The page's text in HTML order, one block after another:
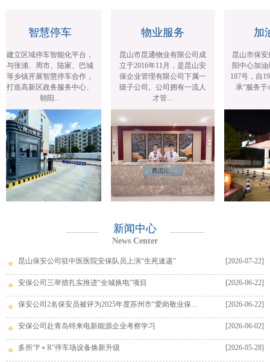
智慧停车
建立区域停车智能化平台，
与张浦、周市、陆家、巴城
等乡镇开展智慧停车合作，
打造高新区政务服务中心、
朝阳...
物业服务
昆山市昆通物业有限公司成
立于2016年11月，是昆山安
保企业管理有限公司下属一
级子公司。公司拥有一流人
才管...
加
昆山市保安
阳中心加油
187号，自
承“服务于
新闻中心
News Center
昆山保安公司驻中医医院安保队员上演“生死速递” [2026-07-22]
安保公司三举措扎实推进“全城换电”项目 [2026-06-22]
保安公司2名保安员被评为2025年度苏州市“爱岗敬业保安员” [2026-06-22]
安保公司赴青岛特来电新能源企业考察学习 [2026-06-02]
多所“P＋R”停车场设备焕新升级 [2026-05-28]